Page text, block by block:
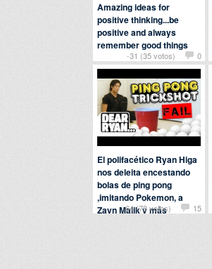
-31 (35 votos) 0
Amazing ideas for
positive thinking...be
positive and always
remember good things
PorhighindexenActualidad
-64 (78 votos) 15
El polifacético Ryan Higa
nos deleita encestando
bolas de ping pong
,imitando Pokemon, a
Zayn Malik y más